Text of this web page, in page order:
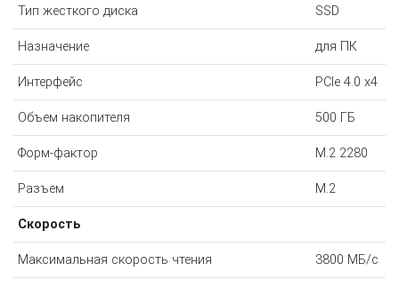
Тип жесткого диска SSD
Назначение для ПК
Интерфейс PCIe 4.0 x4
Объем накопителя 500 ГБ
Форм-фактор M.2 2280
Разъем M.2
Скорость
Максимальная скорость чтения 3800 МБ/с